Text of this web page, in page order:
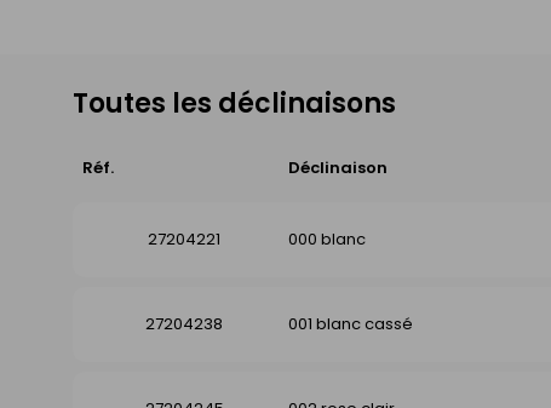
Toutes les déclinaisons
Réf. Déclinaison
27204221 000 blanc
27204238 001 blanc cassé